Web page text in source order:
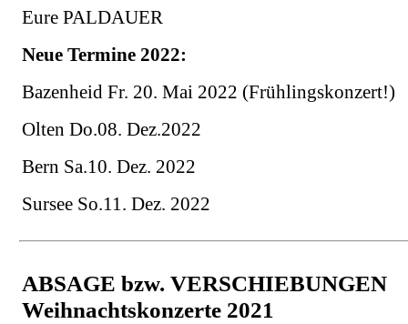
Eure PALDAUER
Neue Termine 2022:
Bazenheid Fr. 20. Mai 2022 (Frühlingskonzert!)
Olten Do.08. Dez.2022
Bern Sa.10. Dez. 2022
Sursee So.11. Dez. 2022
ABSAGE bzw. VERSCHIEBUNGEN
Weihnachtskonzerte 2021